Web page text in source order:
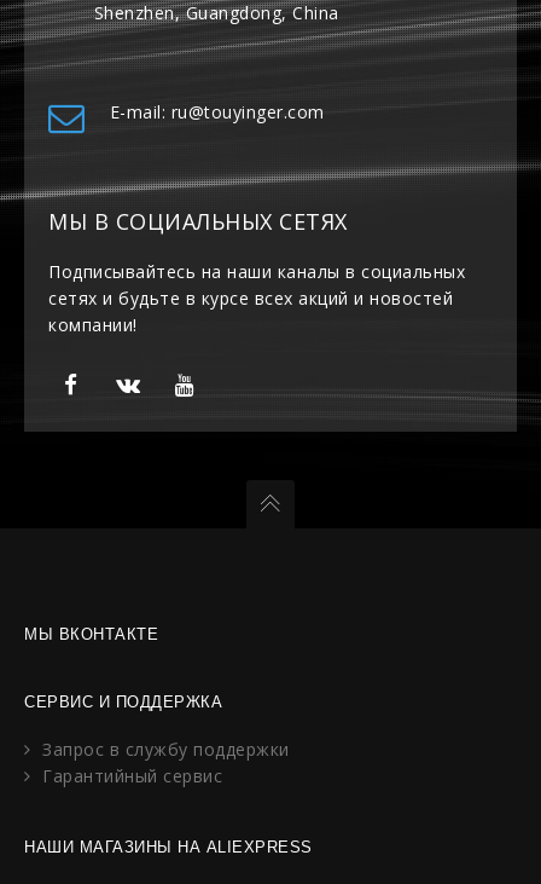
Shenzhen, Guangdong, China
E-mail: ru@touyinger.com
МЫ В СОЦИАЛЬНЫХ СЕТЯХ
Подписывайтесь на наши каналы в социальных
сетях и будьте в курсе всех акций и новостей
компании!
МЫ ВКОНТАКТЕ
СЕРВИС И ПОДДЕРЖКА
Запрос в службу поддержки
Гарантийный сервис
НАШИ МАГАЗИНЫ НА ALIEXPRESS